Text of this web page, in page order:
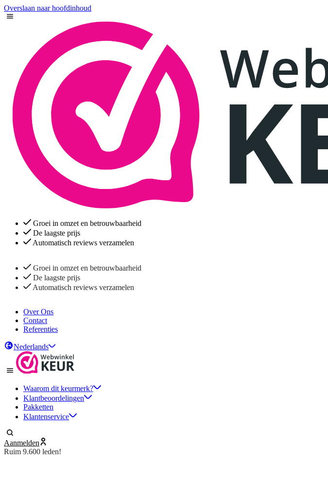
Overslaan naar hoofdinhoud
Groei in omzet en betrouwbaarheid
De laagste prijs
Automatisch reviews verzamelen
Groei in omzet en betrouwbaarheid
De laagste prijs
Automatisch reviews verzamelen
Over Ons
Contact
Referenties
Nederlands
Waarom dit keurmerk?
Klantbeoordelingen
Pakketten
Klantenservice
Aanmelden
Ruim 9.600 leden!